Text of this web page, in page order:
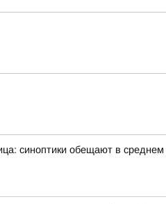
синоптики обещают в